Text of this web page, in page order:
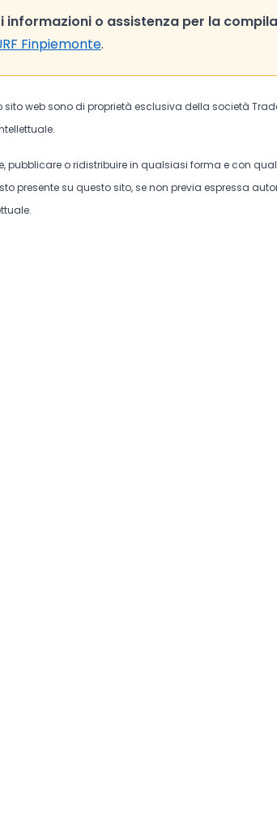
informazioni o assistenza per la
Finpiemonte.
web sono di proprietà esclusiva della società
pubblicare o ridistribuire in qualsiasi forma e con
presente su questo sito, se non previa espressa